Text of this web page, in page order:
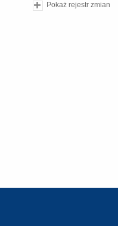
Pokaż rejestr zmian